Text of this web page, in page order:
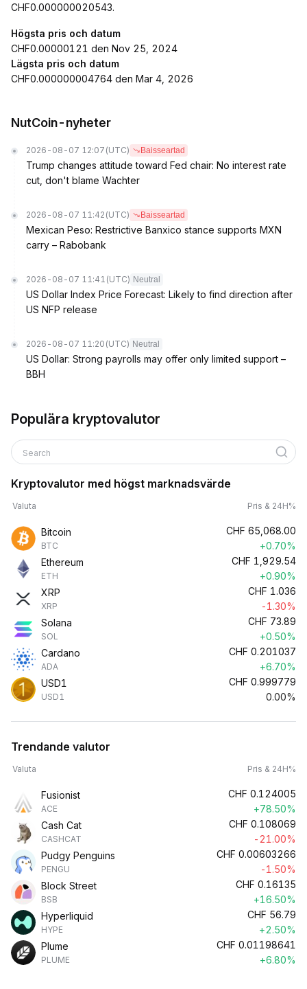
CHF0.000000020543.
Högsta pris och datum
CHF0.00000121 den Nov 25, 2024
Lägsta pris och datum
CHF0.000000004764 den Mar 4, 2026
NutCoin-nyheter
2026-08-07 12:07 (UTC) Baisseartad
Trump changes attitude toward Fed chair: No interest rate
cut, don't blame Wachter
2026-08-07 11:42 (UTC) Baisseartad
Mexican Peso: Restrictive Banxico stance supports MXN
carry – Rabobank
2026-08-07 11:41 (UTC) Neutral
US Dollar Index Price Forecast: Likely to find direction after
US NFP release
2026-08-07 11:20 (UTC) Neutral
US Dollar: Strong payrolls may offer only limited support –
BBH
Populära kryptovalutor
Search
Kryptovalutor med högst marknadsvärde
Valuta Pris & 24H%
Bitcoin
BTC
CHF 65,068.00
+0.70%
Ethereum
ETH
CHF 1,929.54
+0.90%
XRP
XRP
CHF 1.036
-1.30%
Solana
SOL
CHF 73.89
+0.50%
Cardano
ADA
CHF 0.201037
+6.70%
USD1
USD1
CHF 0.999779
0.00%
Trendande valutor
Valuta Pris & 24H%
Fusionist
ACE
CHF 0.124005
+78.50%
Cash Cat
CASHCAT
CHF 0.108069
-21.00%
Pudgy Penguins
PENGU
CHF 0.00603266
-1.50%
Block Street
BSB
CHF 0.16135
+16.50%
Hyperliquid
HYPE
CHF 56.79
+2.50%
Plume
PLUME
CHF 0.01198641
+6.80%